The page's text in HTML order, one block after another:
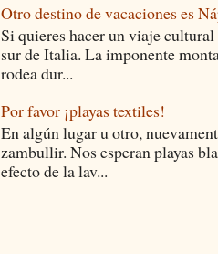
Otro destino de vacaciones es
Si quieres hacer un viaje
sur de Italia. La imponente
rodea dur...
Por favor ¡playas textiles!
En algún lugar u otro,
zambullir. Nos esperan playas
efecto de la lav...